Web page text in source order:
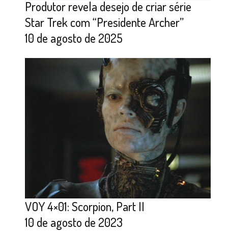
Produtor revela desejo de criar série
Star Trek com “Presidente Archer”
10 de agosto de 2025
VOY 4×01: Scorpion, Part II
10 de agosto de 2023